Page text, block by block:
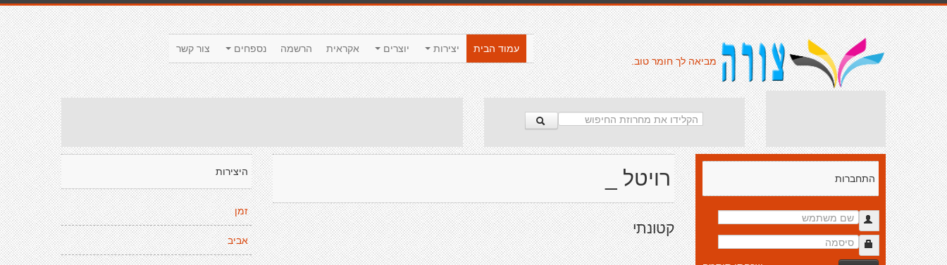
צור קשר נספחים הרשמה אקראית יוצרים יצירות
עמוד הבית
מביאה לך חומר טוב.
היצירות
זמן
אביב
רויטל _
קטונתי
התחברות